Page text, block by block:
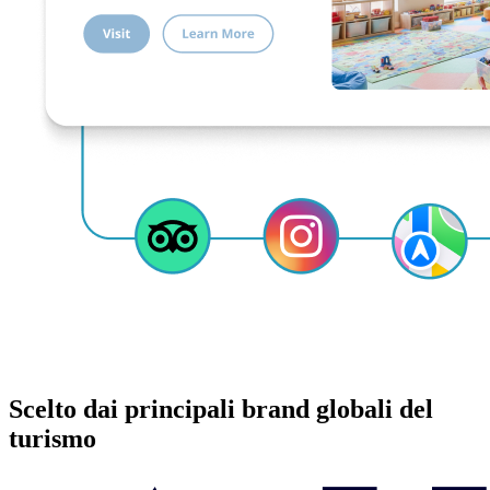
Scelto dai principali brand globali del
turismo